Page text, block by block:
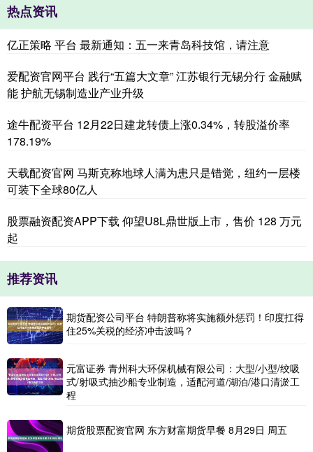
热点资讯
亿正策略 平台 最新通知：五一来青岛科技馆，请注意
爱配资官网平台 践行“五篇大文章” 江苏银行无锡分行 金融赋
能 护航无锡制造业产业升级
途牛配资平台 12月22日建龙转债上涨0.34%，转股溢价率
178.19%
天载配资官网 马斯克称地球人满为患只是错觉，纽约一层楼
可装下全球80亿人
股票融资配资APP下载 仰望U8L鼎世版上市，售价 128 万元
起
推荐资讯
期货配资公司平台 特朗普称将实施额外惩罚！印度扛得
住25%关税的经济冲击波吗？
元富证券 青州科大环保机械有限公司：大型/小型/绞吸
式/射吸式抽沙船专业制造，适配河道/湖泊/港口清淤工
程
期货股票配资官网 东方财富期货早餐 8月29日 周五